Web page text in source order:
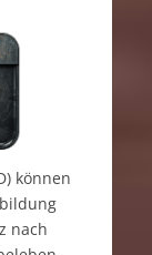
können
nach